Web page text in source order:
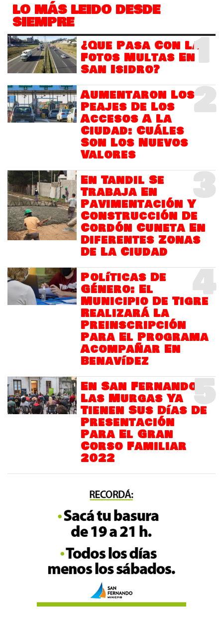
LO MÁS LEIDO DESDE
SIEMPRE
1
¿Que Pasa Con Las
Fotos Multas En
San Isidro?
2
Aumentaron Los
Peajes De Los
Accesos A La
Ciudad: Cuáles
Son Los Nuevos
Valores
3
En Tandil Se
Trabaja En
Pavimentación Y
Construcción De
Cordón Cuneta En
Diferentes Zonas
De La Ciudad
4
Políticas De
Género: El
Municipio De Tigre
Realizará La
Preinscripción
Para El Programa
Acompañar En
Benavídez
5
En San Fernando
Las Murgas Ya
Tienen Sus Días De
Presentación
Para El Gran
Corso Familiar
2022